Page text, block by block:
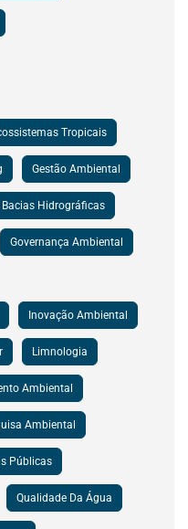
Tropicais
Gestão Ambiental
Bacias Hidrográficas
Governança Ambiental
Inovação Ambiental
Limnologia
Ambiental
Ambiental
Públicas
Qualidade Da Água